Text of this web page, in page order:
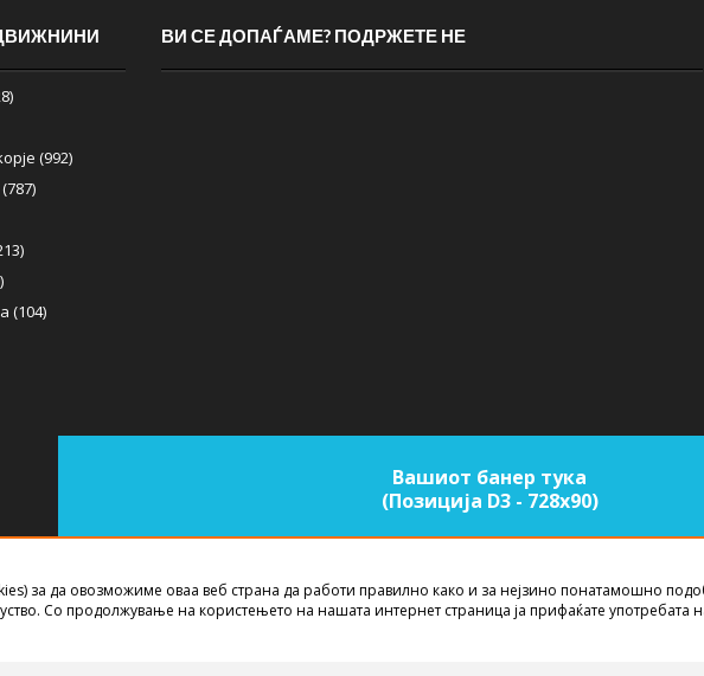
(992)
(104)
ВИ СЕ ДОПАЃАМЕ? ПОДРЖЕТЕ НЕ
Вашиот банер тука
(Позиција D3 - 728х90)
НЕДВИЖНИНИИЗРАБОТЕН ОДBEST NET STUDIO2026
за да овозможиме оваа веб страна да работи правилно како и за нејзино понатамошно
Со продолжување на користењето на нашата интернет страница ја прифаќате употребата